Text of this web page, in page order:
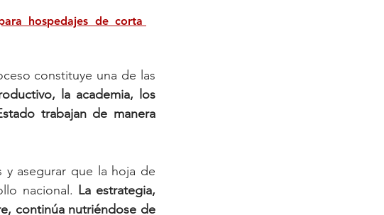
hospedajes de corta
constituye una de las
la academia, los
trabajan de manera
y asegurar que la hoja de
nacional. La estrategia,
continúa nutriéndose de